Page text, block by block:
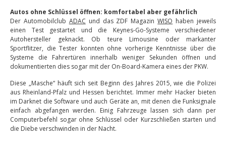
Autos ohne Schlüssel öffnen: komfortabel aber gefährlich
Der Automobilclub ADAC und das ZDF MagazinWISO haben jeweils
einen Test gestartet und die Keynes-Go-Systeme verschiedener
Autohersteller geknackt. Ob teure Limousine oder markanter
Sportflitzer, die Tester konnten ohne vorherige Kenntnisse über die
Systeme die Fahrertüren innerhalb weniger Sekunden öffnen und
dokumentierten dies sogar mit der On-Board-Kamera eines der PKW.
Diese „Masche“ häuft sich seit Beginn des Jahres 2015, wie die Polizei
aus Rheinland-Pfalz und Hessen berichtet. Immer mehr Hacker bieten
im Darknet die Software und auch Geräte an, mit denen die Funksignale
einfach abgefangen werden. Einig Fahrzeuge lassen sich dann per
Computerbefehl sogar ohne Schlüssel oder Kurzschließen starten und
die Diebe verschwinden in der Nacht.